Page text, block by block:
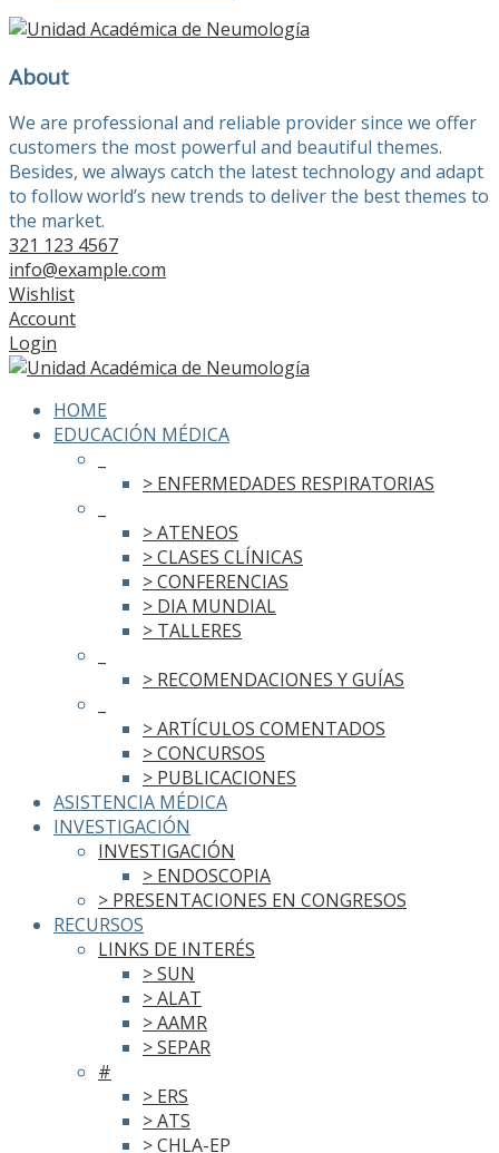
About
We are professional and reliable provider since we offer
customers the most powerful and beautiful themes.
Besides, we always catch the latest technology and adapt
to follow world’s new trends to deliver the best themes to
the market.
321 123 4567
info@example.com
Wishlist
Account
Login
HOME
EDUCACIÓN MÉDICA
> ENFERMEDADES RESPIRATORIAS
> ATENEOS
> CLASES CLÍNICAS
> CONFERENCIAS
> DIA MUNDIAL
> TALLERES
> RECOMENDACIONES Y GUÍAS
> ARTÍCULOS COMENTADOS
> CONCURSOS
> PUBLICACIONES
ASISTENCIA MÉDICA
INVESTIGACIÓN
INVESTIGACIÓN
> ENDOSCOPIA
> PRESENTACIONES EN CONGRESOS
RECURSOS
LINKS DE INTERÉS
> SUN
> ALAT
> AAMR
> SEPAR
#
> ERS
> ATS
> CHLA-EP